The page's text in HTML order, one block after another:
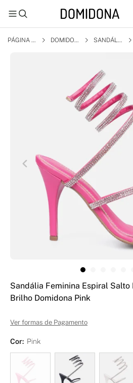
PÁGINA I
DOMIDON
SANDÁLI
Sandália Feminina Espiral Salto
Brilho Domidona Pink
Ver formas de Pagamento
Cor: Pink